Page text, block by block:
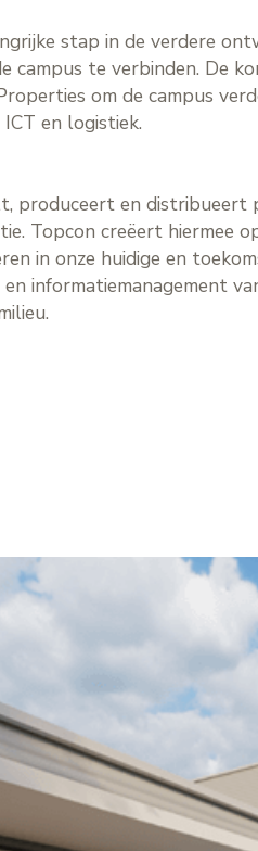
stap in de verdere
campus te verbinden. De
om de campus
en logistiek.
produceert en
Topcon creëert
in onze huidige en
informatiemanagement